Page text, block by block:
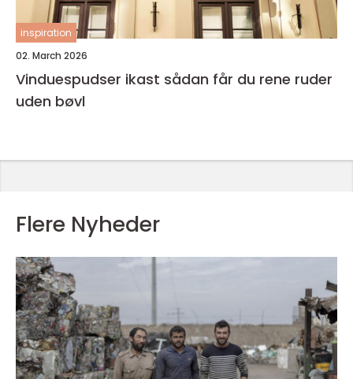
inspiration
02. March 2026
Vinduespudser ikast sådan får du rene ruder
uden bøvl
Flere Nyheder